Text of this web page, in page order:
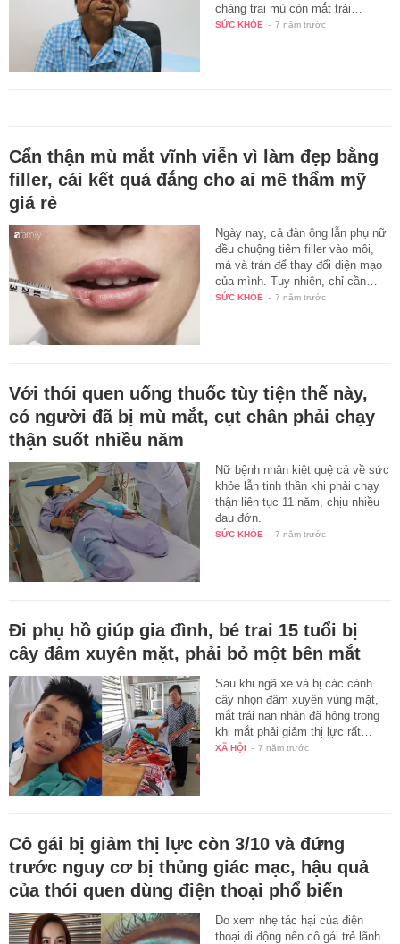
chàng trai mù còn mắt trái…
SỨC KHỎE - 7 năm trước
Cẩn thận mù mắt vĩnh viễn vì làm đẹp bằng
filler, cái kết quá đắng cho ai mê thẩm mỹ
giá rẻ
Ngày nay, cả đàn ông lẫn phụ nữ
đều chuộng tiêm filler vào môi,
má và trán để thay đổi diện mạo
của mình. Tuy nhiên, chỉ cần…
SỨC KHỎE - 7 năm trước
Với thói quen uống thuốc tùy tiện thế này,
có người đã bị mù mắt, cụt chân phải chạy
thận suốt nhiều năm
Nữ bệnh nhân kiệt quệ cả về sức
khỏe lẫn tinh thần khi phải chạy
thận liên tục 11 năm, chịu nhiều
đau đớn.
SỨC KHỎE - 7 năm trước
Đi phụ hồ giúp gia đình, bé trai 15 tuổi bị
cây đâm xuyên mặt, phải bỏ một bên mắt
Sau khi ngã xe và bị các cành
cây nhọn đâm xuyên vùng mặt,
mắt trái nạn nhân đã hỏng trong
khi mắt phải giảm thị lực rất…
XÃ HỘI - 7 năm trước
Cô gái bị giảm thị lực còn 3/10 và đứng
trước nguy cơ bị thủng giác mạc, hậu quả
của thói quen dùng điện thoại phổ biến
Do xem nhẹ tác hại của điện
thoại di động nên cô gái trẻ lãnh